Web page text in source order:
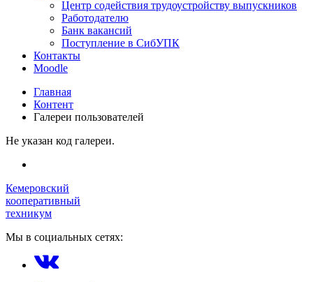
Центр содействия трудоустройству выпускников
Работодателю
Банк вакансий
Поступление в СибУПК
Контакты
Moodle
Главная
Контент
Галереи пользователей
Не указан код галереи.
Кемеровский
кооперативный
техникум
Мы в социальных сетях: